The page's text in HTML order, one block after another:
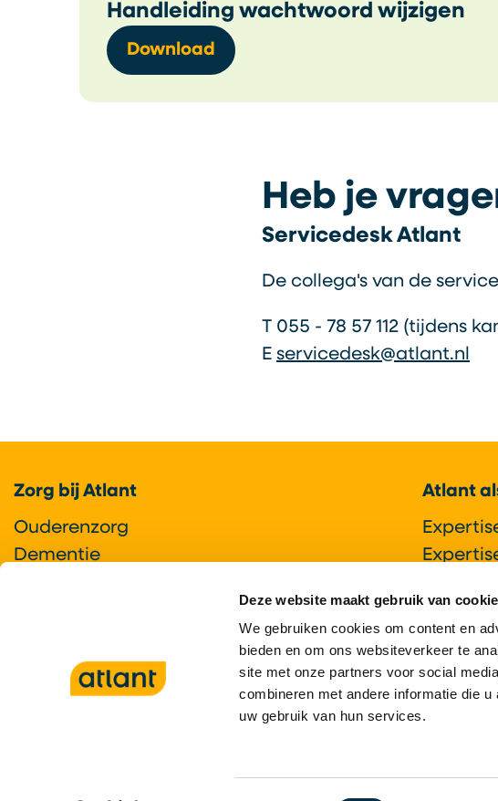
Deze website maakt gebruik van
We gebruiken cookies om content en
bieden en om ons websiteverkeer te
site met onze partners voor social
combineren met andere informatie die
uw gebruik van hun services.
Handleiding wachtwoord wijzigen
Download
Heb je
Servicedesk Atlant
De collega's van de
T 055 - 78 57 112 (tijdens
E servicedesk@atlant.nl
Zorg bij Atlant
Ouderenzorg
Dementie
Locaties
Atlant